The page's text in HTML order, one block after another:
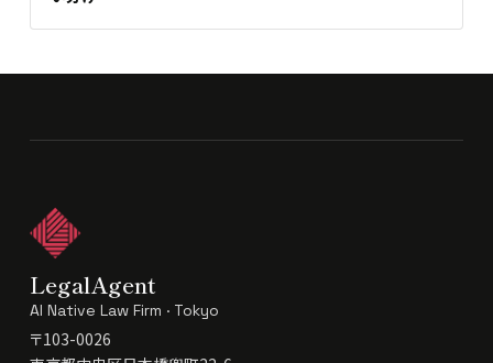
LegalAgent
AI Native Law Firm · Tokyo
〒103-0026